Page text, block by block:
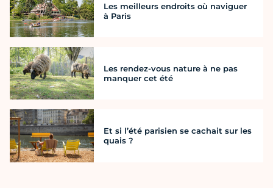
Les meilleurs endroits où naviguer
à Paris
Les rendez-vous nature à ne pas
manquer cet été
Et si l’été parisien se cachait sur les
quais ?